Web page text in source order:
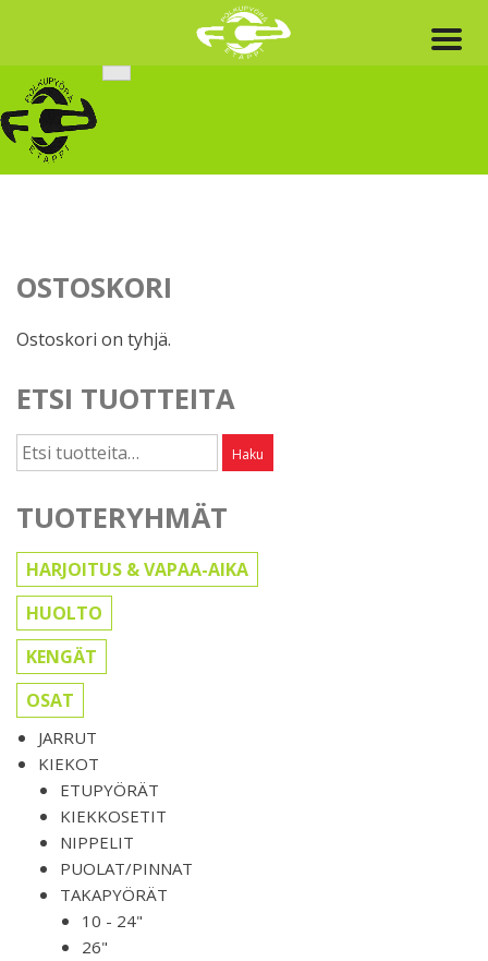
content
OSTOSKORI
Ostoskori on tyhjä.
ETSI TUOTTEITA
Etsi: Haku
TUOTERYHMÄT
HARJOITUS & VAPAA-AIKA
HUOLTO
KENGÄT
OSAT
JARRUT
KIEKOT
ETUPYÖRÄT
KIEKKOSETIT
NIPPELIT
PUOLAT/PINNAT
TAKAPYÖRÄT
10 - 24"
26"